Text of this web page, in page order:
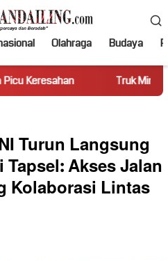
Olahraga Budaya
Truk Miring Hambat Arus
Turun Langsung
Akses Jalan
Kolaborasi Lintas